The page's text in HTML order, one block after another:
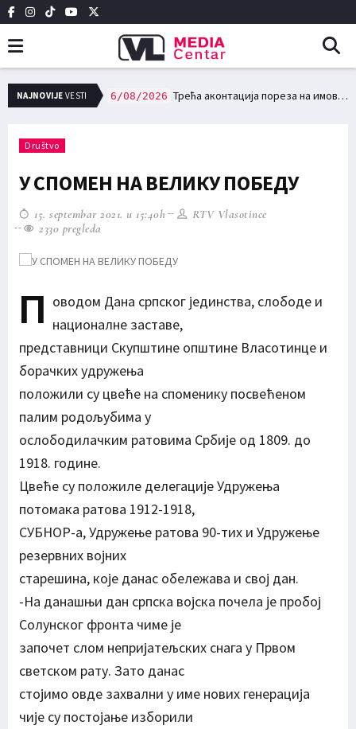
NAJNOVIJE VESTI
ДРУШТВО У ВЛАСОТИНЦУ 6/08/2026 Трећа аконтација пореза на имовину доспева за плаћање 15. августа
Društvo
У СПОМЕН НА ВЕЛИКУ ПОБЕДУ
15. septembar 2021. u 15:40h
RTV Vlasotince
2330 pregleda
П оводом Дана српског јединства, слободе и
националне заставе,
представници Скупштине општине Власотинце и
борачких удружења
положили су цвеће на споменику посвећеном
палим родољубима у
ослободилачким ратовима Србије од 1809. до
1918. године.
Цвеће су положиле делегације Удружења
потомака ратова 1912-1918,
СУБНОР-а, Удружење ратова 90-тих и Удружење
резервних војних
старешина, које данас обележава и свој дан.
-На данашњи дан српска војска почела је пробој
Солунског фронта чиме је
започет слом непријатељских снага у Првом
светском рату. Зато данас
стојимо овде захвални у име нових генерација
чије су постојање изборили